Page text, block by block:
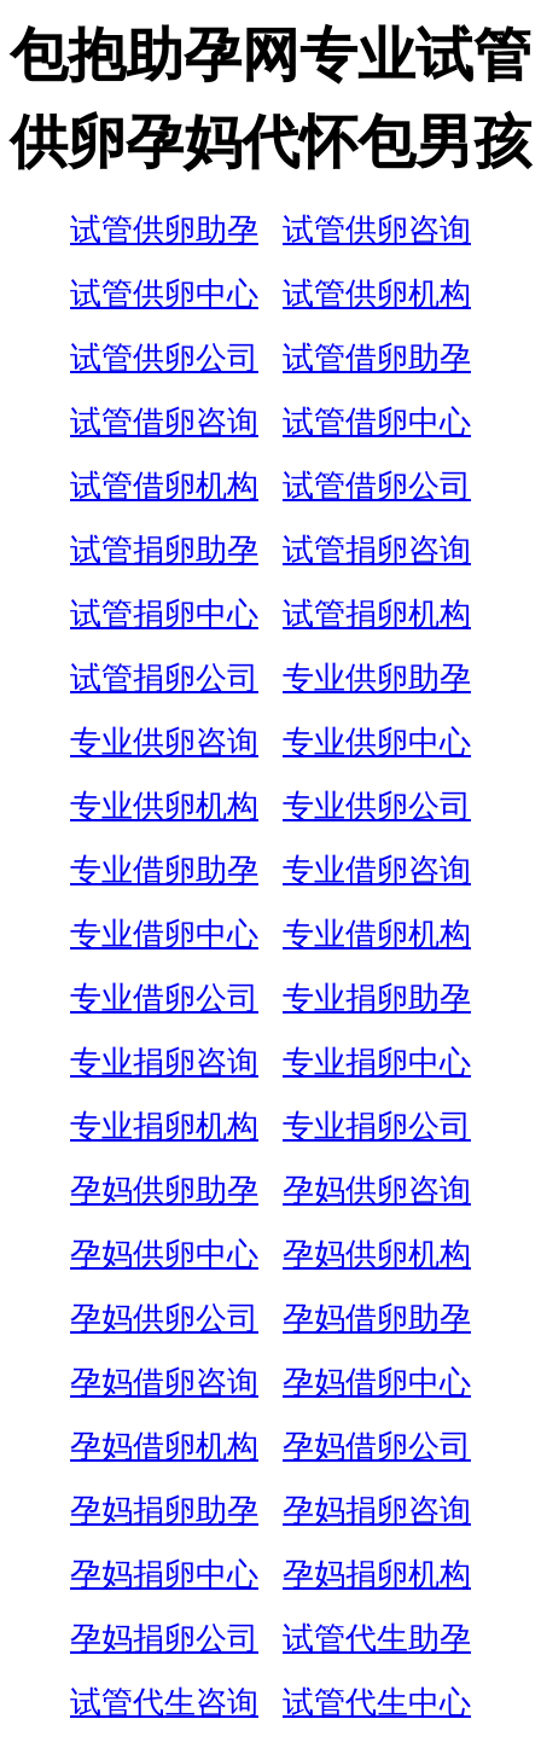
包抱助孕网专业试管
供卵孕妈代怀包男孩
试管供卵助孕
试管供卵咨询
试管供卵中心
试管供卵机构
试管供卵公司
试管借卵助孕
试管借卵咨询
试管借卵中心
试管借卵机构
试管借卵公司
试管捐卵助孕
试管捐卵咨询
试管捐卵中心
试管捐卵机构
试管捐卵公司
专业供卵助孕
专业供卵咨询
专业供卵中心
专业供卵机构
专业供卵公司
专业借卵助孕
专业借卵咨询
专业借卵中心
专业借卵机构
专业借卵公司
专业捐卵助孕
专业捐卵咨询
专业捐卵中心
专业捐卵机构
专业捐卵公司
孕妈供卵助孕
孕妈供卵咨询
孕妈供卵中心
孕妈供卵机构
孕妈供卵公司
孕妈借卵助孕
孕妈借卵咨询
孕妈借卵中心
孕妈借卵机构
孕妈借卵公司
孕妈捐卵助孕
孕妈捐卵咨询
孕妈捐卵中心
孕妈捐卵机构
孕妈捐卵公司
试管代生助孕
试管代生咨询
试管代生中心